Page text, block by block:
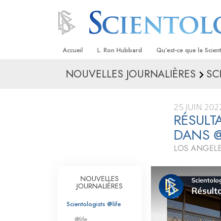
Accueil L. Ron Hubbard Qu’est-ce que la
Croyances et pratiques
Les scientologues et
Rencontrez un
À l’intérieur d’une
Les principes de base
Scientologie
La Dianétique : Une
NOUVELLES JOURNALIÈRES
25 JUIN
DANS
LOS
NOUVELLES
JOURNALIÈRES
Scientologists @life